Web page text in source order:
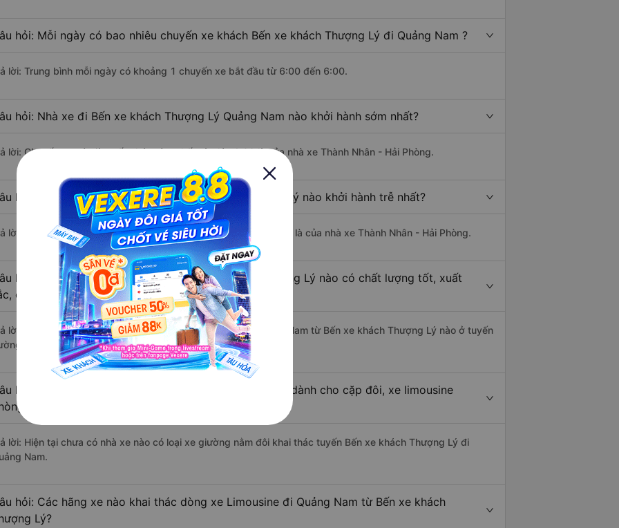
hỏi: Mỗi ngày có bao nhiêu chuyến xe khách Bến xe khách Thượng Lý đi Quảng Nam ?
lời: Trung bình mỗi ngày có khoảng 1 chuyến xe bắt đầu từ 6:00 đến 6:00.
hỏi: Nhà xe đi Bến xe khách Thượng Lý Quảng Nam nào khởi hành sớm nhất?
lời: Chuyến xe có giờ xuất phát sớm nhất vào lúc 6:00 là của nhà xe Thành Nhân - Hải Phòng.
hỏi: Nhà xe đi Quảng Nam từ Bến xe khách Thượng Lý nào khởi hành trễ nhất?
lời: Chuyến xe có giờ xuất phát trễ (muộn) nhất là vào lúc 6:00 là của nhà xe Thành Nhân - Hải Phòng.
hỏi: Review xe đi Quảng Nam từ Bến xe khách Thượng Lý nào có chất lượng tốt, xuất
cao cấp nhất?
lời: Tạm thời chưa đủ review để đánh giá có nhà xe đi Quảng Nam từ Bến xe khách Thượng Lý nào ở tuyến
này có chất lượng xuất sắc.
hỏi: Có loại xe Bến xe khách Thượng Lý Quảng Nam dành cho cặp đôi, xe limousine
đôi không?
lời: Hiện tại chưa có nhà xe nào có loại xe giường nằm đôi khai thác tuyến Bến xe khách Thượng Lý đi
Nam.
hỏi: Các hãng xe nào khai thác dòng xe Limousine đi Quảng Nam từ Bến xe khách
Lý?